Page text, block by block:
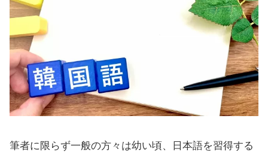
筆者に限らず一般の方々は幼い頃、日本語を習得する